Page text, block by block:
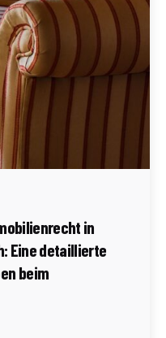
Lilienfeld (AT)
in
Eine detaillierte
beim